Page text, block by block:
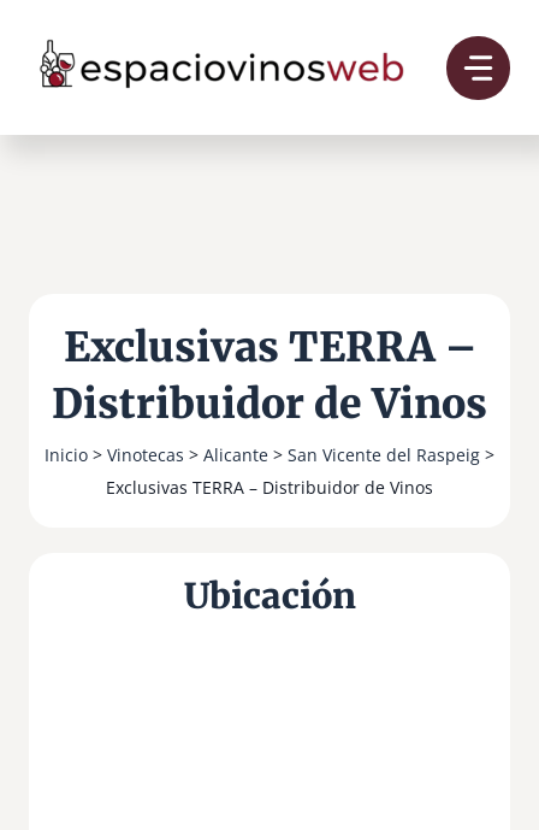
contenido
Exclusivas TERRA –
Distribuidor de Vinos
Inicio > Vinotecas > Alicante > San Vicente del Raspeig >
Exclusivas TERRA – Distribuidor de Vinos
Ubicación